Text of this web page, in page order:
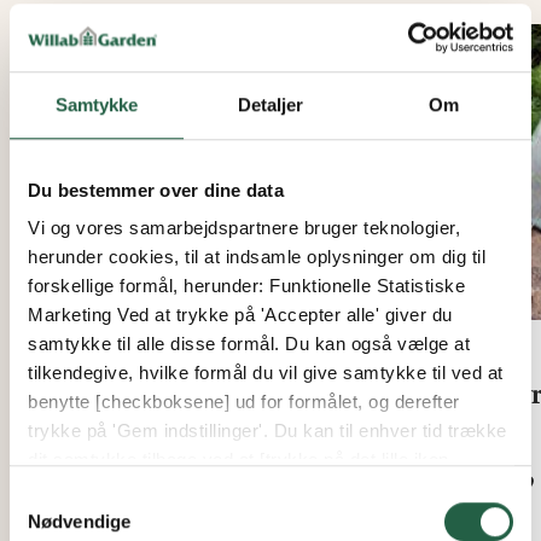
Samtykke Detaljer Om
Du bestemmer over dine data
Vi og vores samarbejdspartnere bruger teknologier,
herunder cookies, til at indsamle oplysninger om dig til
forskellige formål, herunder: Funktionelle Statistiske
Marketing Ved at trykke på 'Accepter alle' giver du
samtykke til alle disse formål. Du kan også vælge at
tilkendegive, hvilke formål du vil give samtykke til ved at
benytte [checkboksene] ud for formålet, og derefter
trykke på 'Gem indstillinger'. Du kan til enhver tid trække
mere om vores brug af cookies og andre teknologier,
Nødvendige
Mellemdel til
dyrkningstunnel
55 kr.